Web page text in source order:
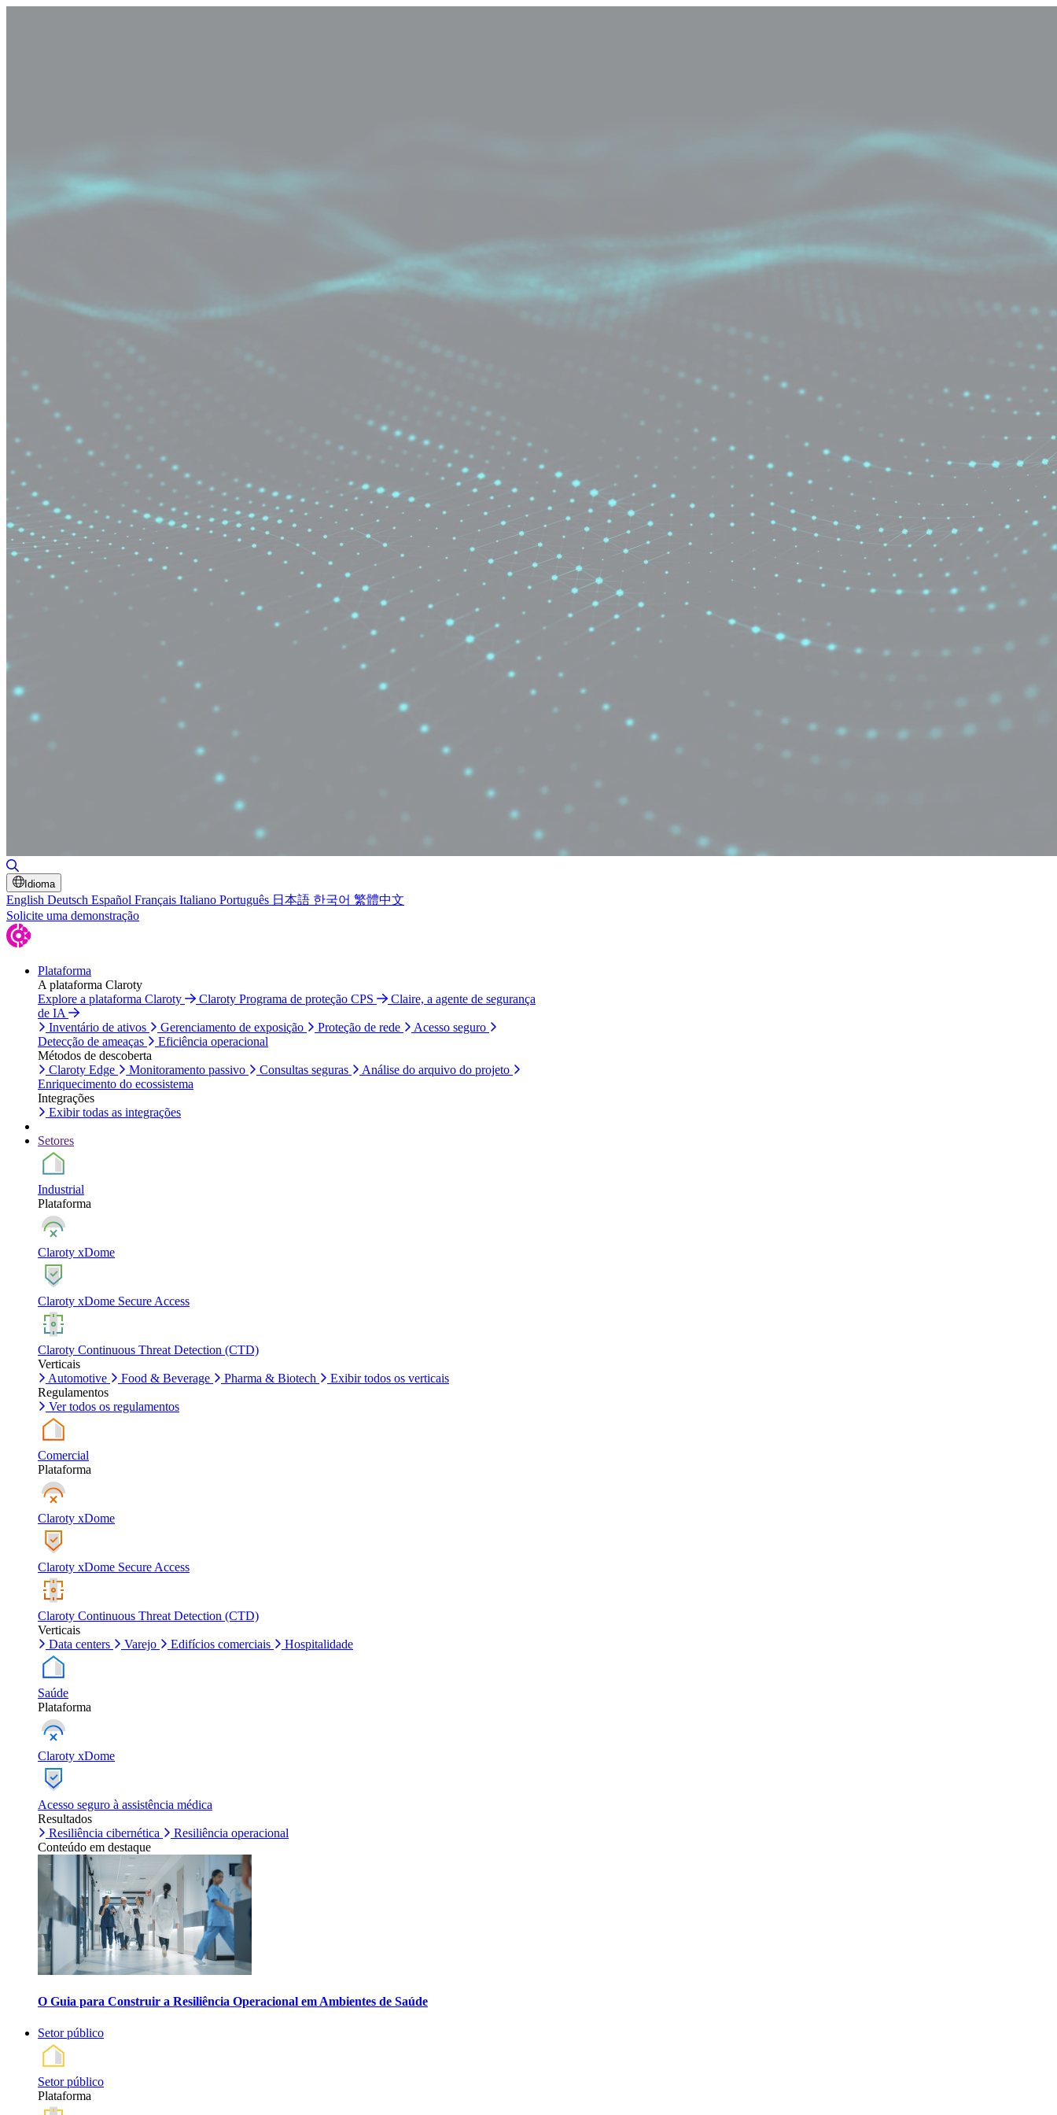
Idioma
English Deutsch Español Français Italiano Português 日本語 한국어 繁體中文
Solicite uma demonstração
Plataforma
A plataforma Claroty
Explore a plataforma Claroty
Claroty Programa de proteção CPS
Claire, a agente de segurança
de IA
Inventário de ativos
Gerenciamento de exposição Proteção de rede
Acesso seguro
Detecção de ameaças
Eficiência operacional
Métodos de descoberta
Claroty Edge
Monitoramento passivo Consultas seguras
Análise do arquivo do projeto
Enriquecimento do ecossistema
Integrações
Exibir todas as integrações
Setores
Industrial
Plataforma
Claroty xDome
Claroty xDome Secure Access
Claroty Continuous Threat Detection (CTD)
Verticais
Automotive
Food & Beverage Pharma & Biotech
Exibir todos os verticais
Regulamentos
Ver todos os regulamentos
Comercial
Plataforma
Claroty xDome
Claroty xDome Secure Access
Claroty Continuous Threat Detection (CTD)
Verticais
Data centers
Varejo Edifícios comerciais Hospitalidade
Saúde
Plataforma
Claroty xDome
Acesso seguro à assistência médica
Resultados
Resiliência cibernética
Resiliência operacional
Conteúdo em destaque
O Guia para Construir a Resiliência Operacional em Ambientes de Saúde
Setor público
Setor público
Plataforma